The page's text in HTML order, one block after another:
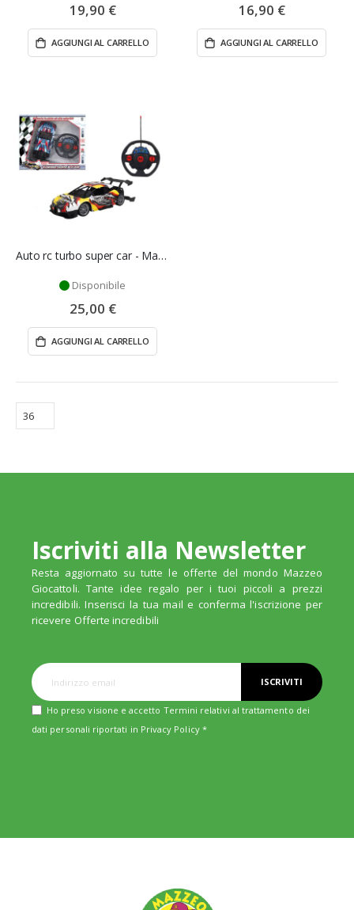
19,90 €
AGGIUNGI AL CARRELLO
16,90 €
AGGIUNGI AL CARRELLO
Auto rc turbo super car - Mazzeo Giocattoli
Disponibile
25,00 €
AGGIUNGI AL CARRELLO
Iscriviti alla Newsletter
Resta aggiornato su tutte le offerte del mondo Mazzeo
Giocattoli. Tante idee regalo per i tuoi piccoli a prezzi
incredibili. Inserisci la tua mail e conferma l'iscrizione per
ricevere Offerte incredibili
ISCRIVITI
Ho preso visione e accetto Termini relativi al trattamento dei
dati personali riportati in Privacy Policy*